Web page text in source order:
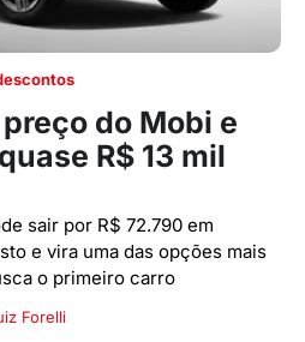
do Mobi e
R$ 13 mil
sair por R$ 72.790 em
e vira uma das opções mais
o primeiro carro
Forelli